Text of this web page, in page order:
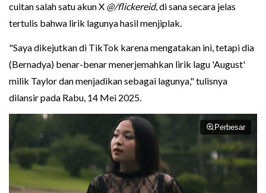
cuitan salah satu akun X @/flickereid, di sana secara jelas
tertulis bahwa lirik lagunya hasil menjiplak.
"Saya dikejutkan di TikTok karena mengatakan ini, tetapi dia
(Bernadya) benar-benar menerjemahkan lirik lagu 'August'
milik Taylor dan menjadikan sebagai lagunya," tulisnya
dilansir pada Rabu, 14 Mei 2025.
Perbesar